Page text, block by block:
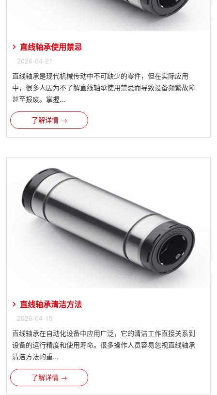
直线轴承使用禁忌
2026-04-21
直线轴承是现代机械传动中不可缺少的零件，但在实际应用
中，很多人因为不了解直线轴承使用禁忌而导致设备频繁故障
甚至报废。掌握...
了解详情 →
直线轴承清洁方法
2026-04-15
直线轴承在自动化设备中应用广泛，它的清洁工作直接关系到
设备的运行精度和使用寿命。很多操作人员容易忽视直线轴承
清洁方法的重...
了解详情 →